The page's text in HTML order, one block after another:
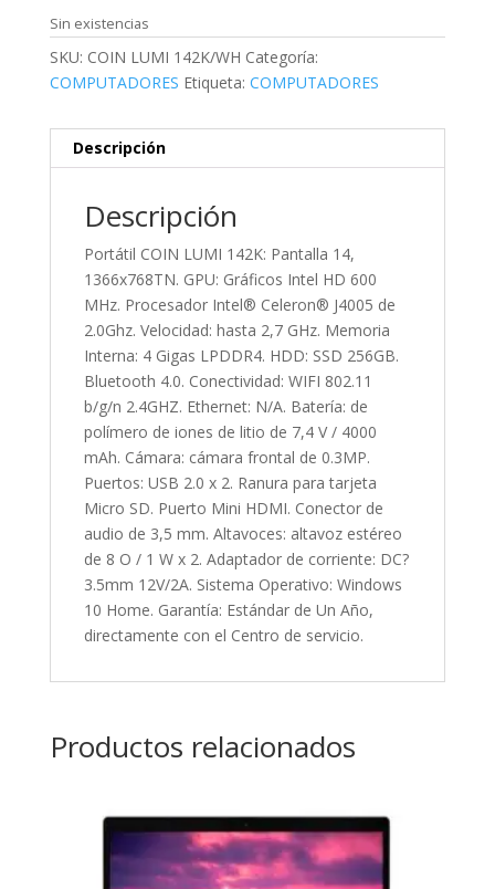
Sin existencias
SKU: COIN LUMI 142K/WH Categoría:
COMPUTADORES Etiqueta: COMPUTADORES
Descripción
Descripción
Portátil COIN LUMI 142K: Pantalla 14,
1366x768TN. GPU: Gráficos Intel HD 600
MHz. Procesador Intel® Celeron® J4005 de
2.0Ghz. Velocidad: hasta 2,7 GHz. Memoria
Interna: 4 Gigas LPDDR4. HDD: SSD 256GB.
Bluetooth 4.0. Conectividad: WIFI 802.11
b/g/n 2.4GHZ. Ethernet: N/A. Batería: de
polímero de iones de litio de 7,4 V / 4000
mAh. Cámara: cámara frontal de 0.3MP.
Puertos: USB 2.0 x 2. Ranura para tarjeta
Micro SD. Puerto Mini HDMI. Conector de
audio de 3,5 mm. Altavoces: altavoz estéreo
de 8 O / 1 W x 2. Adaptador de corriente: DC?
3.5mm 12V/2A. Sistema Operativo: Windows
10 Home. Garantía: Estándar de Un Año,
directamente con el Centro de servicio.
Productos relacionados